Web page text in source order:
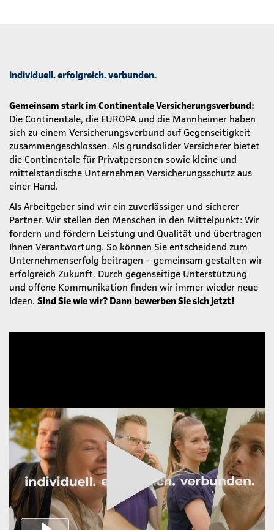
individuell. erfolgreich. verbunden.
Gemeinsam stark im Continentale Versicherungsverbund:
Die Continentale, die EUROPA und die Mannheimer haben
sich zu einem Versicherungsverbund auf Gegenseitigkeit
zusammengeschlossen. Als grundsolider Versicherer bietet
die Continentale für Privatpersonen sowie kleine und
mittelständische Unternehmen Versicherungsschutz aus
einer Hand.
Als Arbeitgeber sind wir ein zuverlässiger und sicherer
Partner. Wir stellen den Menschen in den Mittelpunkt: Wir
fordern und fördern Leistung und Qualität und übertragen
Ihnen Verantwortung. So können Sie entscheidend zum
Unternehmenserfolg beitragen – gemeinsam gestalten wir
erfolgreich Zukunft. Durch gegenseitige Unterstützung
und offene Kommunikation finden wir immer wieder neue
Ideen. Sind Sie wie wir? Dann bewerben Sie sich jetzt!